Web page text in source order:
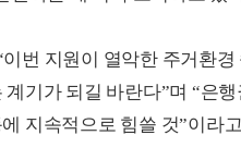
번 지원이 열악한 주거환
기가 되길 바란다”며 “은
지속적으로 힘쓸 것”이라